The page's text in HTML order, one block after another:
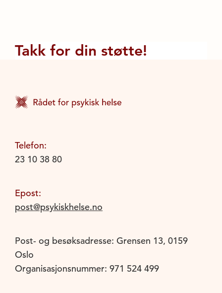
Takk for din støtte!
Telefon:
23 10 38 80
Epost:
post@psykiskhelse.no
Post- og besøksadresse: Grensen 13, 0159
Oslo
Organisasjonsnummer: 971 524 499